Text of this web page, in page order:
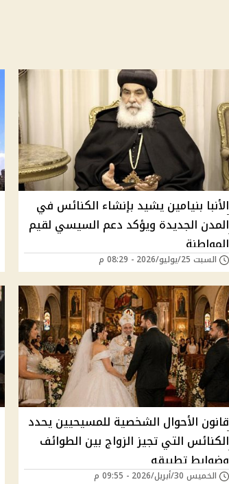
الأنبا بنيامين يشيد بإنشاء الكنائس في
المدن الجديدة ويؤكد دعم السيسي لقيم
المواطنة
السبت 25/يوليو/2026 - 08:29 م
قانون الأحوال الشخصية للمسيحيين يحدد
الكنائس التي تجيز الزواج بين الطوائف
وضوابط تطبيقه
الخميس 30/أبريل/2026 - 09:55 م